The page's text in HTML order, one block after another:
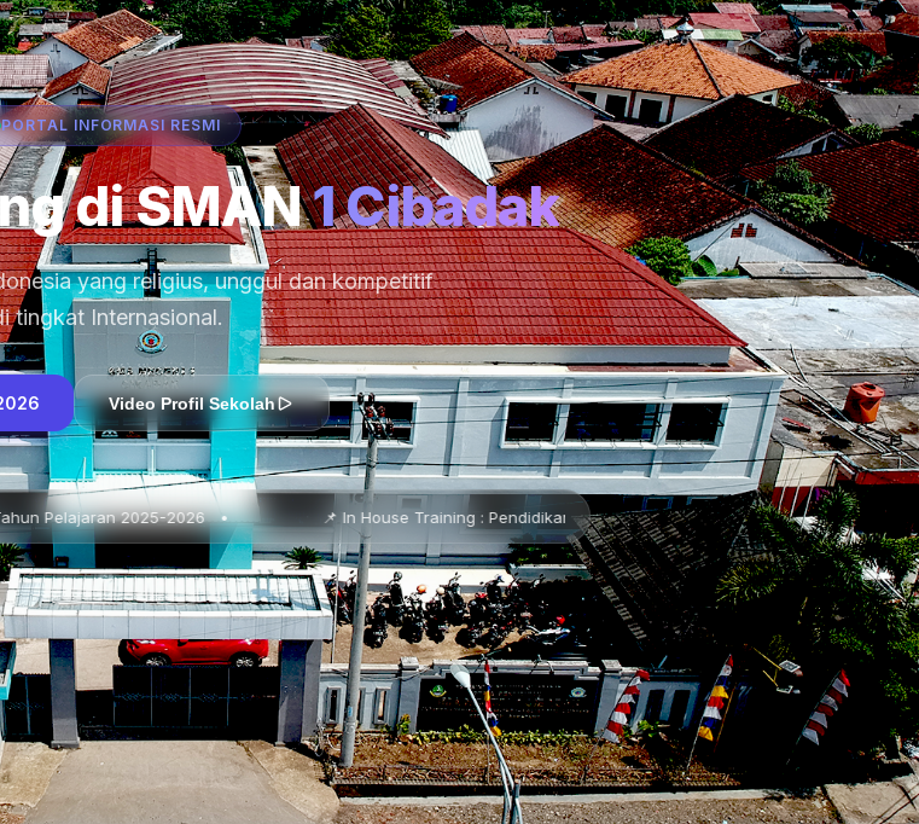
PORTAL INFORMASI RESMI
di SMAN1 Cibadak
yang religius, unggul dan kompetitif
tingkat Internasional.
Video Profil Sekolah
• 📌 In House Training : Pendidikan Karakter Pancawaluya • 📌 Lembaran Baru •